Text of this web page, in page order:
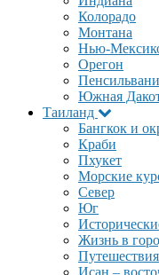
Колорадо
Монтана
Нью-
Орегон
Южная
Таиланд
Бангкок и
Краби
Пхукет
Морские
Север
Юг
Жизнь в
Исан –